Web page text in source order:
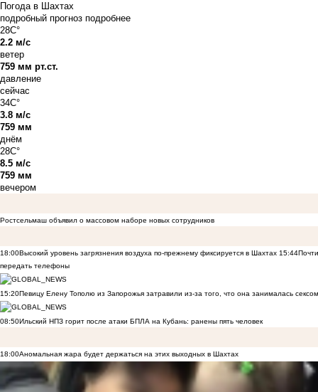
Погода в Шахтах
подробный прогноз подробнее
28C°
2.2 м/с
ветер
759 мм рт.ст.
давление
сейчас
34C°
3.8 м/с
759 мм
днём
28C°
8.5 м/с
759 мм
вечером
Ростсельмаш объявил о массовом наборе новых сотрудников
18:00Высокий уровень загрязнения воздуха по-прежнему фиксируется в Шахтах 15:44
передать телефоны
15:20Певицу Елену Тополю из Запорожья затравили из-за того, что она занималась
08:50Ильский НПЗ горит после атаки БПЛА на Кубань: ранены пять человек
18:00Аномальная жара будет держаться на этих выходных в Шахтах